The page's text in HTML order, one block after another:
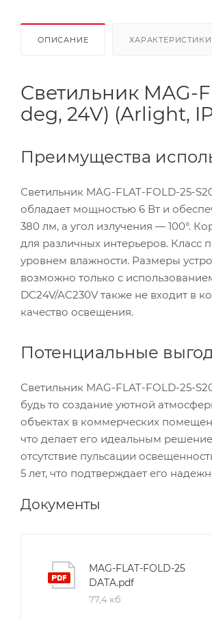
ОПИСАНИЕ ХАРАКТЕРИСТИКИ
Светильник MAG-
deg, 24V) (Arlight,
Преимущества
Светильник MAG-FLAT-FOLD-25-
обладает мощностью 6 Вт и
380 лм, а угол излучения — 100°.
для различных интерьеров. Класс
уровнем влажности. Размеры
возможно только с
DC24V/AC230V также не входит в
качество освещения.
Потенциальные
Светильник MAG-FLAT-FOLD-25-
будь то создание уютной
объектах в коммерческих
что делает его идеальным
отсутствие пульсации
5 лет, что подтверждает его
Документы
MAG-FLAT-FOLD-25
DATA.pdf
77,4 кб